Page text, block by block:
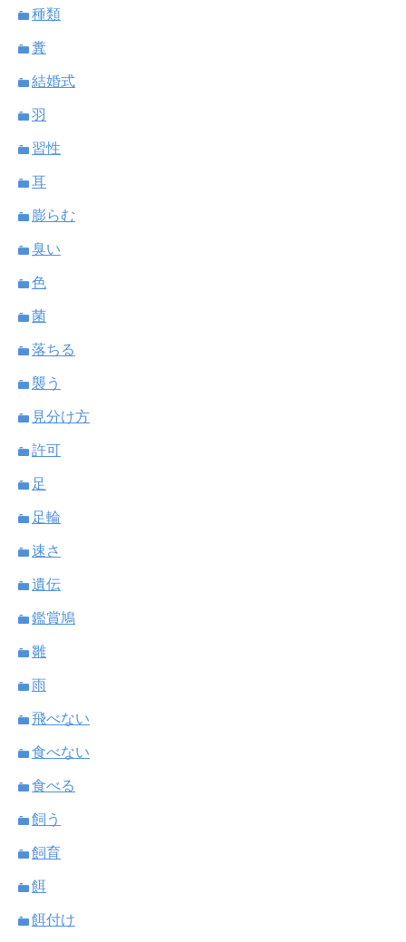
種類
糞
結婚式
羽
習性
耳
膨らむ
臭い
色
菌
落ちる
襲う
見分け方
許可
足
足輪
速さ
遺伝
鑑賞鳩
雛
雨
飛べない
食べない
食べる
飼う
飼育
餌
餌付け